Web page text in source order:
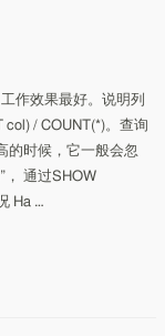
作效果最好。说明列
/ COUNT(*)。查询
的时候，它一般会忽
， 通过SHOW
Ha …